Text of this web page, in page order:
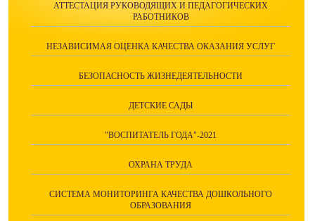
АТТЕСТАЦИЯ РУКОВОДЯЩИХ И ПЕДАГОГИЧЕСКИХ
РАБОТНИКОВ
НЕЗАВИСИМАЯ ОЦЕНКА КАЧЕСТВА ОКАЗАНИЯ УСЛУГ
БЕЗОПАСНОСТЬ ЖИЗНЕДЕЯТЕЛЬНОСТИ
ДЕТСКИЕ САДЫ
"ВОСПИТАТЕЛЬ ГОДА"-2021
ОХРАНА ТРУДА
СИСТЕМА МОНИТОРИНГА КАЧЕСТВА ДОШКОЛЬНОГО
ОБРАЗОВАНИЯ